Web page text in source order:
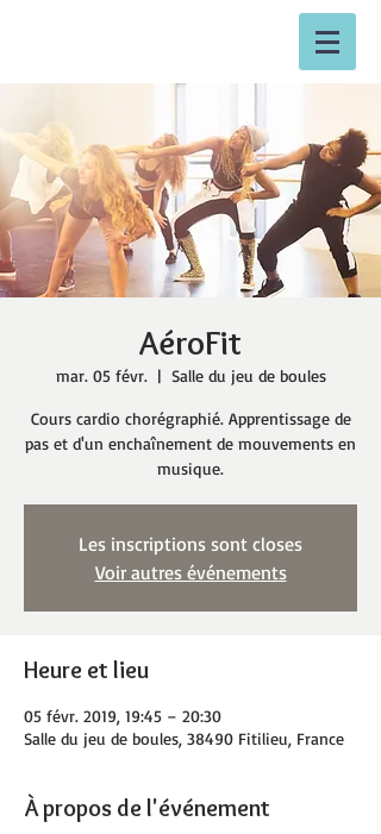
AéroFit
mar. 05 févr.
  |
Salle du jeu de boules
Cours cardio chorégraphié. Apprentissage de
pas et d'un enchaînement de mouvements en
musique.
Les inscriptions sont closes
Voir autres événements
Heure et lieu
05 févr. 2019, 19:45 – 20:30
Salle du jeu de boules, 38490 Fitilieu, France
À propos de l'événement